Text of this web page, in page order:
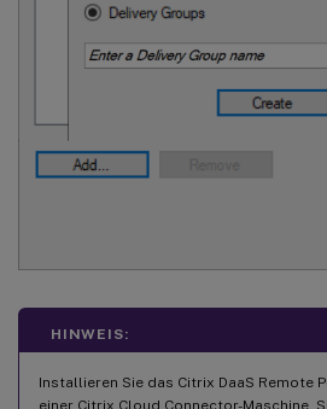
HINWEIS:
Installieren Sie das Citrix DaaS Remote